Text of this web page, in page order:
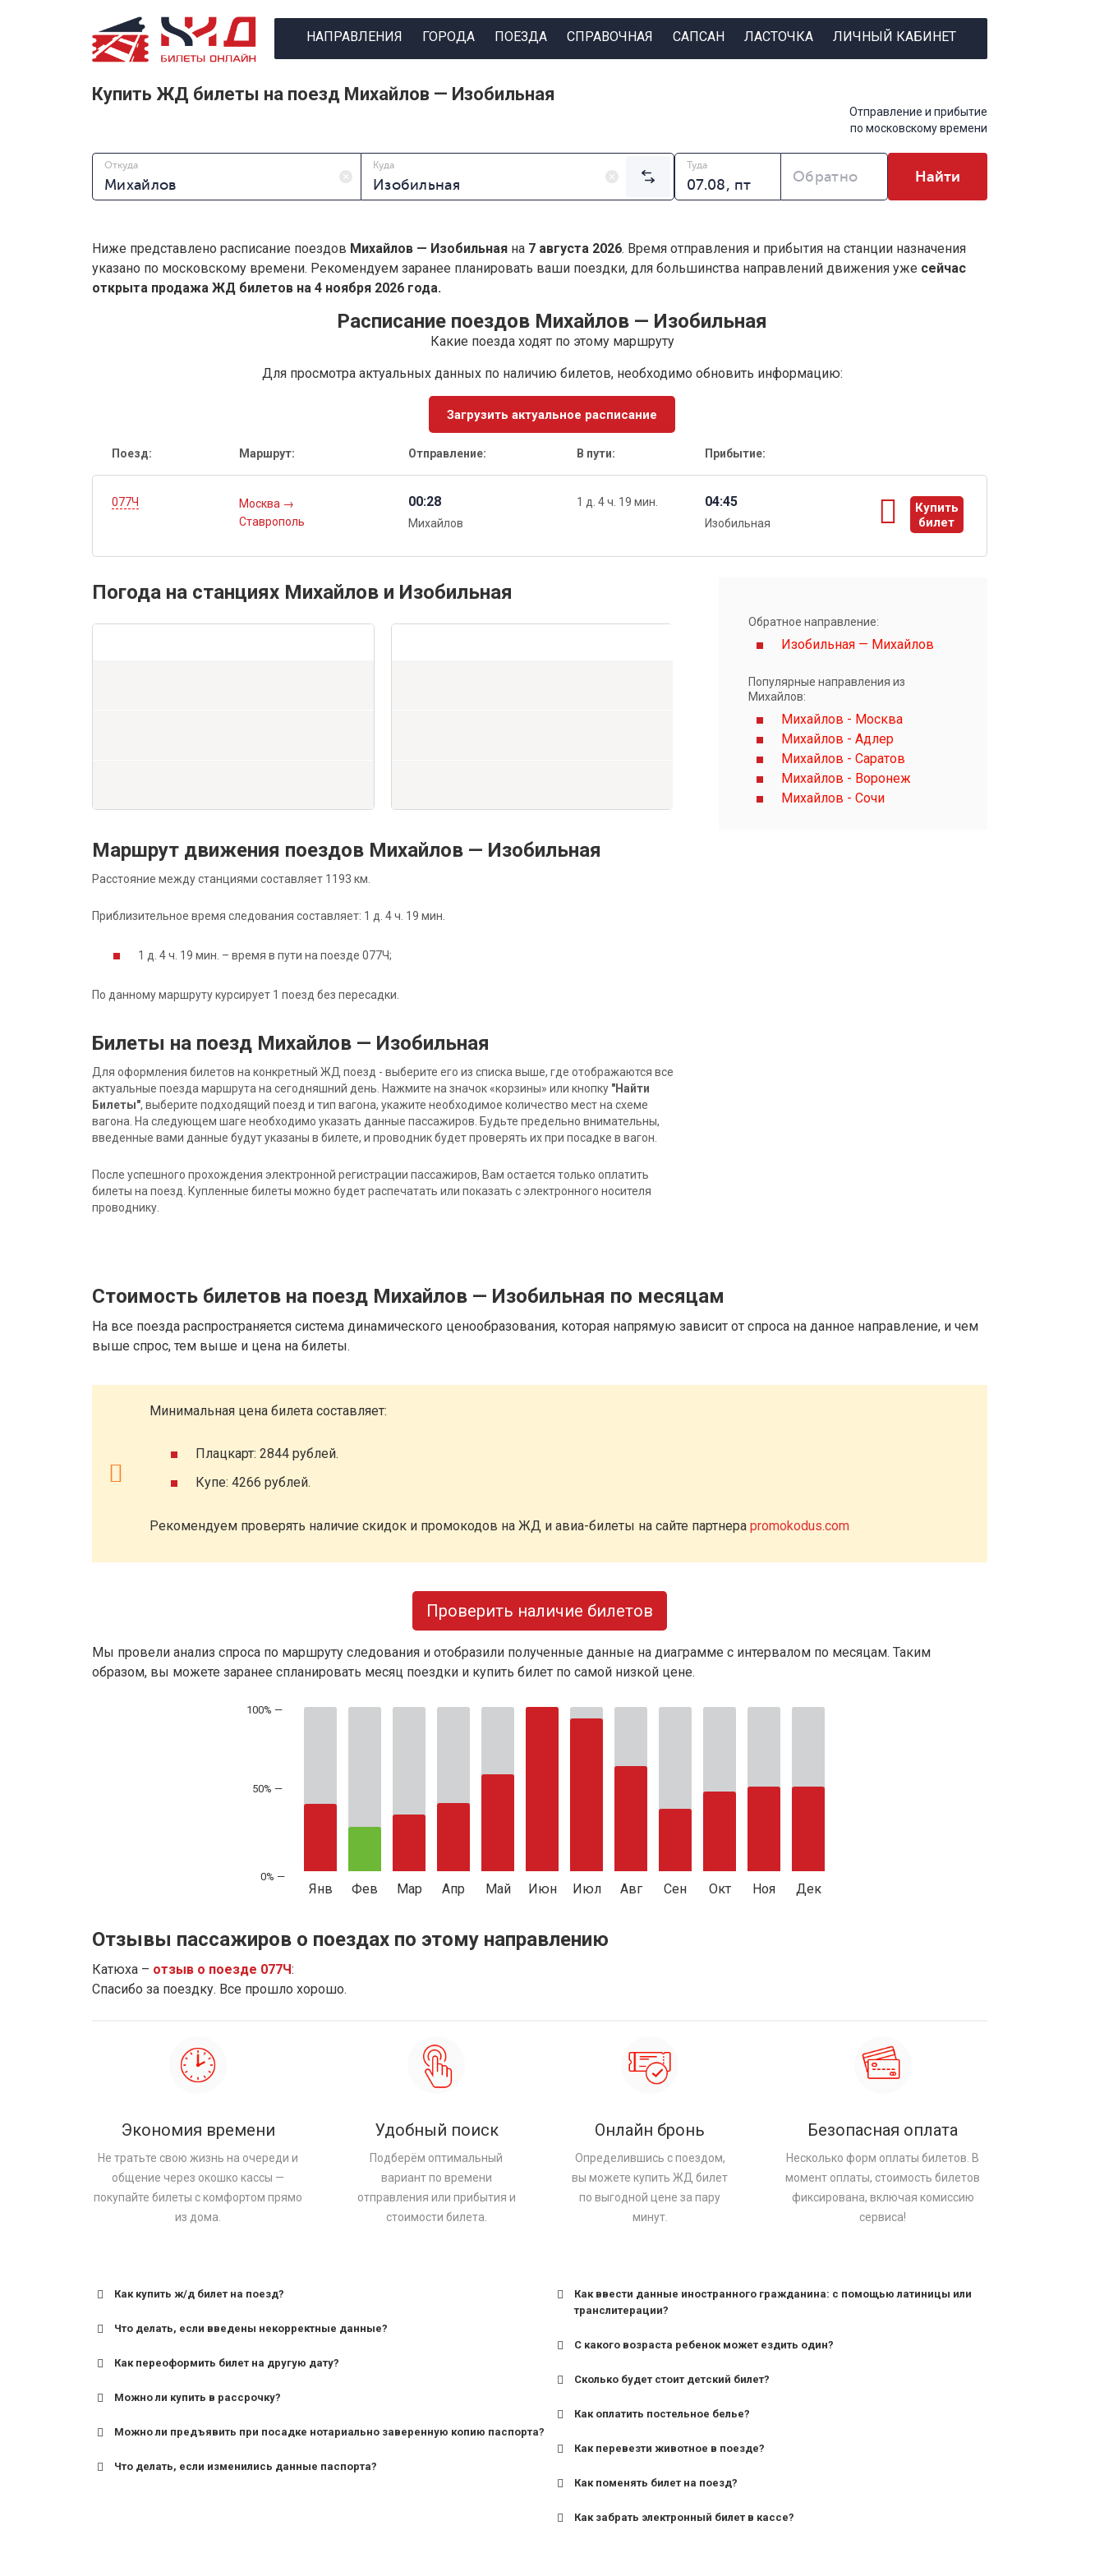
НАПРАВЛЕНИЯ ГОРОДА ПОЕЗДА СПРАВОЧНАЯ САПСАН ЛАСТОЧКА ЛИЧНЫЙ КАБИНЕТ
Купить ЖД билеты на поезд Михайлов — Изобильная
Отправление и прибытие
по московскому времени
Откуда Куда Туда
Обратно Найти
Ниже представлено расписание поездов Михайлов — Изобильная на 7 августа 2026. Время отправления и прибытия на станции назначения
указано по московскому времени. Рекомендуем заранее планировать ваши поездки, для большинства направлений движения уже сейчас
открыта продажа ЖД билетов на 4 ноября 2026 года.
Расписание поездов Михайлов — Изобильная
Какие поезда ходят по этому маршруту
Для просмотра актуальных данных по наличию билетов, необходимо обновить информацию:
Загрузить актуальное расписание
Поезд: Маршрут: Отправление: В пути: Прибытие:
077Ч Москва →
Ставрополь
00:28
Михайлов
1 д. 4 ч. 19 мин. 04:45
Изобильная
Купить
билет
ы
Погода на станциях Михайлов и Изобильная
Маршрут движения поездов Михайлов — Изобильная
Расстояние между станциями составляет 1193 км.
Приблизительное время следования составляет: 1 д. 4 ч. 19 мин.
1 д. 4 ч. 19 мин. – время в пути на поезде 077Ч;
По данному маршруту курсирует 1 поезд без пересадки.
Билеты на поезд Михайлов — Изобильная
Для оформления билетов на конкретный ЖД поезд - выберите его из списка выше, где отображаются все
актуальные поезда маршрута на сегодняшний день. Нажмите на значок «корзины» или кнопку "Найти
Билеты", выберите подходящий поезд и тип вагона, укажите необходимое количество мест на схеме
вагона. На следующем шаге необходимо указать данные пассажиров. Будьте предельно внимательны,
введенные вами данные будут указаны в билете, и проводник будет проверять их при посадке в вагон.
После успешного прохождения электронной регистрации пассажиров, Вам остается только оплатить
билеты на поезд. Купленные билеты можно будет распечатать или показать с электронного носителя
проводнику.
Обратное направление:
Изобильная — Михайлов
Популярные направления из
Михайлов:
Михайлов - Москва
Михайлов - Адлер
Михайлов - Саратов
Михайлов - Воронеж
Михайлов - Сочи
Стоимость билетов на поезд Михайлов — Изобильная по месяцам
На все поезда распространяется система динамического ценообразования, которая напрямую зависит от спроса на данное направление, и чем
выше спрос, тем выше и цена на билеты.
Минимальная цена билета составляет:
Плацкарт: 2844 рублей.
Купе: 4266 рублей.
Рекомендуем проверять наличие скидок и промокодов на ЖД и авиа-билеты на сайте партнера promokodus.com
Проверить наличие билетов
Мы провели анализ спроса по маршруту следования и отобразили полученные данные на диаграмме с интервалом по месяцам. Таким
образом, вы можете заранее спланировать месяц поездки и купить билет по самой низкой цене.
50% —
Янв Фев Мар Апр Май Июн Июл Авг Сен Окт Ноя Дек
Отзывы пассажиров о поездах по этому направлению
Катюха – отзыв о поезде 077Ч:
Спасибо за поездку. Все прошло хорошо.
Экономия времени
Не тратьте свою жизнь на очереди и
общение через окошко кассы —
покупайте билеты с комфортом прямо
из дома.
Удобный поиск
Подберём оптимальный
вариант по времени
отправления или прибытия и
стоимости билета.
Онлайн бронь
Определившись с поездом,
вы можете купить ЖД билет
по выгодной цене за пару
минут.
Безопасная оплата
Несколько форм оплаты билетов. В
момент оплаты, стоимость билетов
фиксирована, включая комиссию
сервиса!
Как купить ж/д билет на поезд?
Что делать, если введены некорректные данные?
Как переоформить билет на другую дату?
Можно ли купить в рассрочку?
Можно ли предъявить при посадке нотариально заверенную копию паспорта?
Что делать, если изменились данные паспорта?
Как ввести данные иностранного гражданина: с помощью латиницы или
транслитерации?
С какого возраста ребенок может ездить один?
для поездов дальнего следования — от 10 лет и старше;
Сколько будет стоит детский билет?
Как оплатить постельное белье?
Как перевезти животное в поезде?
Как поменять билет на поезд?
Как забрать электронный билет в кассе?